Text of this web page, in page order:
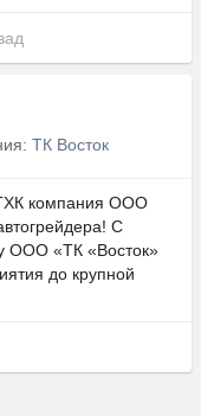
ТК Восток
компания ООО
С
ООО «ТК «Восток»
до крупной